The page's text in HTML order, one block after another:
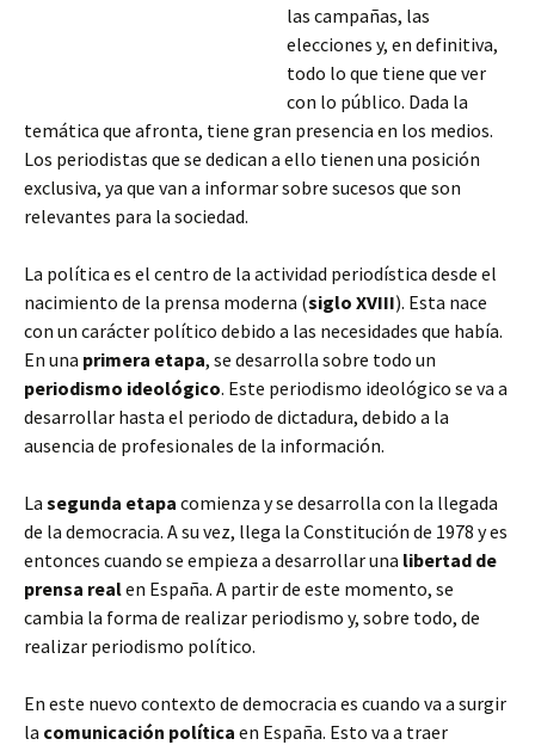
las campañas, las
elecciones y, en definitiva,
todo lo que tiene que ver
con lo público. Dada la
temática que afronta, tiene gran presencia en los medios.
Los periodistas que se dedican a ello tienen una posición
exclusiva, ya que van a informar sobre sucesos que son
relevantes para la sociedad.
La política es el centro de la actividad periodística desde el
nacimiento de la prensa moderna (siglo XVIII). Esta nace
con un carácter político debido a las necesidades que había.
En una primera etapa, se desarrolla sobre todo un
periodismo ideológico. Este periodismo ideológico se va a
desarrollar hasta el periodo de dictadura, debido a la
ausencia de profesionales de la información.
La segunda etapa comienza y se desarrolla con la llegada
de la democracia. A su vez, llega la Constitución de 1978 y es
entonces cuando se empieza a desarrollar una libertad de
prensa realen España. A partir de este momento, se
cambia la forma de realizar periodismo y, sobre todo, de
realizar periodismo político.
En este nuevo contexto de democracia es cuando va a surgir
la comunicación política en España. Esto va a traer